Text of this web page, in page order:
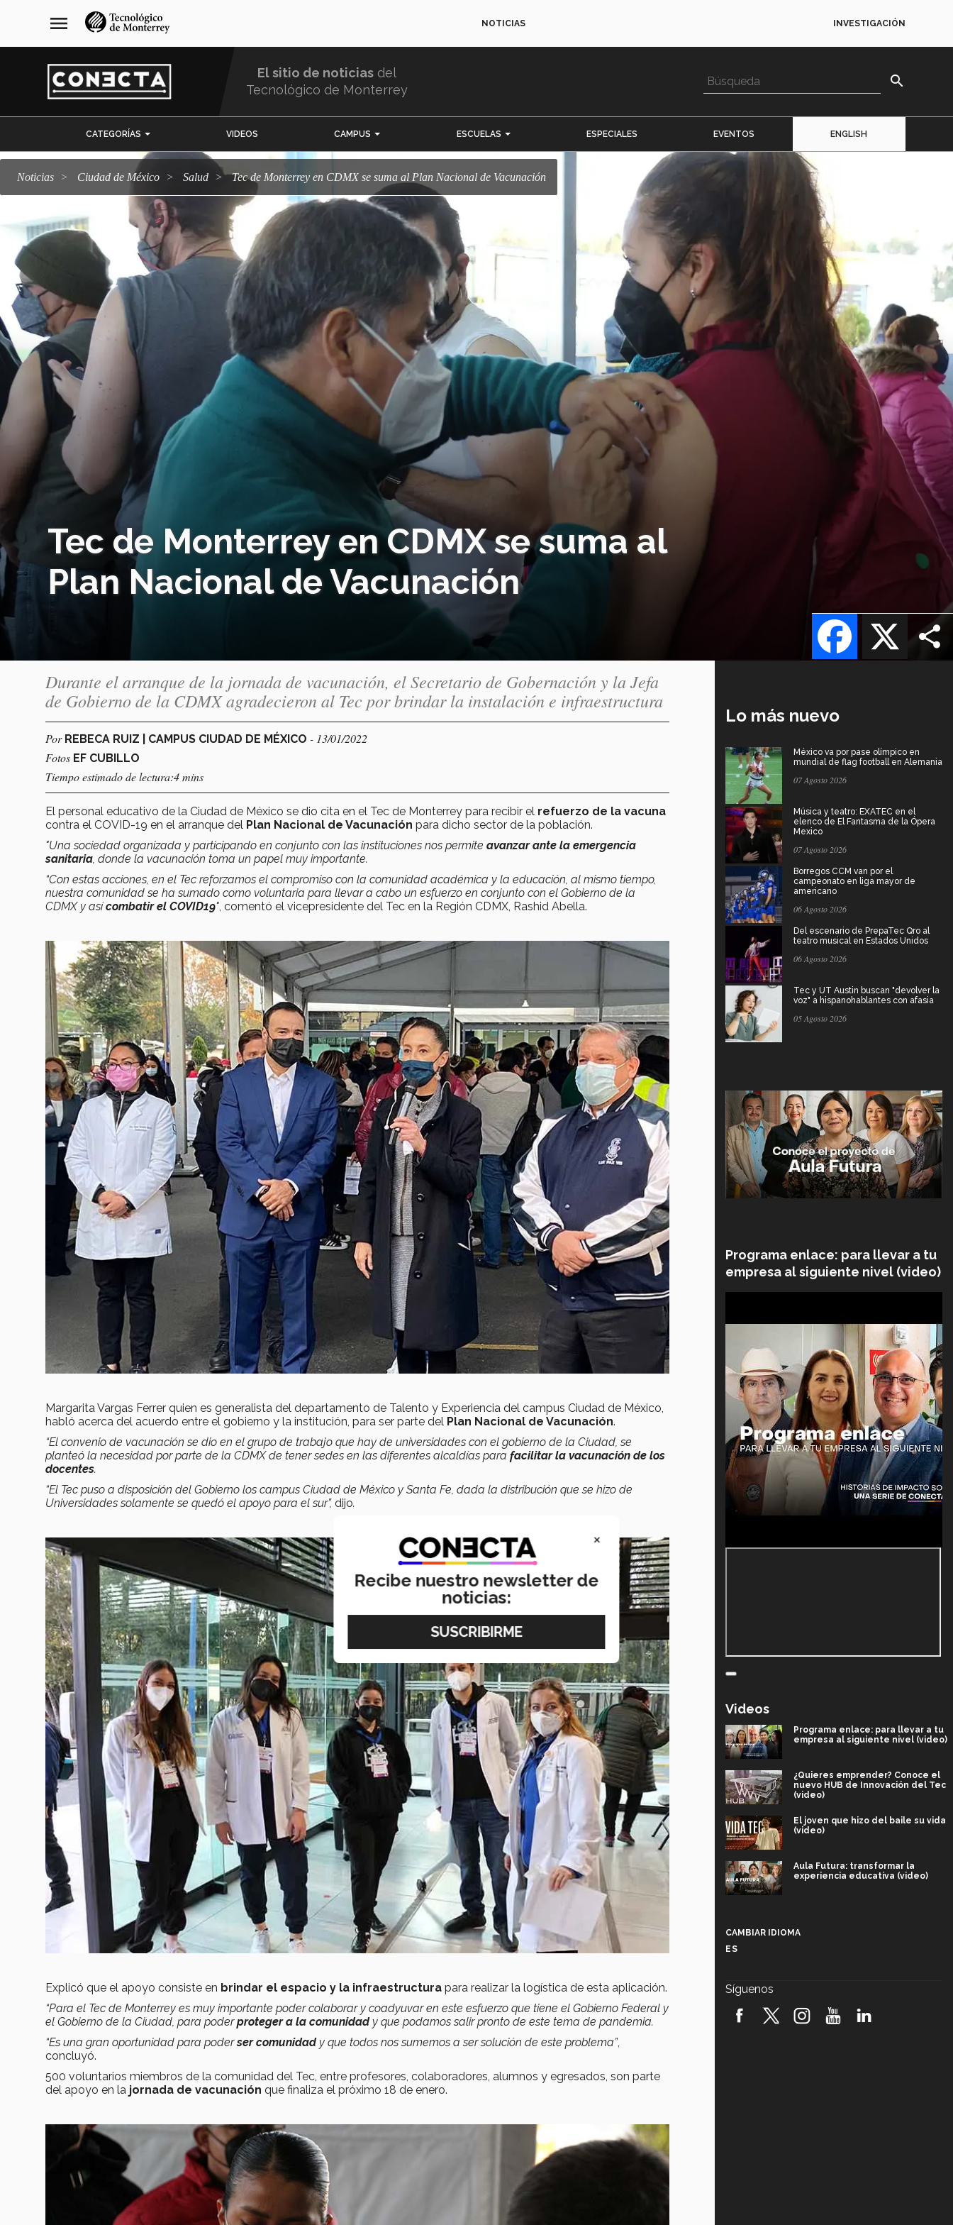
navegación
principal
menu NOTICIAS INVESTIGACIÓN
El sitio de noticias del
Tecnológico de Monterrey
search
CATEGORÍAS VIDEOS CAMPUS ESCUELAS ESPECIALES EVENTOS ENGLISH
Noticias Ciudad de México salud Tec de Monterrey en CDMX se suma al Plan Nacional de Vacunación
Tec de Monterrey en CDMX se suma al
Plan Nacional de Vacunación
X
Facebook
Durante el arranque de la jornada de vacunación, el Secretario de Gobernación y la Jefa
de Gobierno de la CDMX agradecieron al Tec por brindar la instalación e infraestructura
Por REBECA RUIZ | CAMPUS CIUDAD DE MÉXICO - 13/01/2022
Fotos EF CUBILLO
Tiempo estimado de lectura:4 mins
El personal educativo de la Ciudad de México se dio cita en el Tec de Monterrey para recibir el refuerzo de la vacuna
contra el COVID-19 en el arranque del Plan Nacional de Vacunación para dicho sector de la población.
"Una sociedad organizada y participando en conjunto con las instituciones nos permite avanzar ante la emergencia
sanitaria , donde la vacunación toma un papel muy importante.
“Con estas acciones, en el Tec reforzamos el compromiso con la comunidad académica y la educación, al mismo tiempo,
nuestra comunidad se ha sumado como voluntaria para llevar a cabo un esfuerzo en conjunto con el Gobierno de la
CDMX y asícombatir el COVID19" , comentó el vicepresidente del Tec en la Región CDMX, Rashid Abella.
Margarita Vargas Ferrer quien es generalista del departamento de Talento y Experiencia del campus Ciudad de México,
habló acerca del acuerdo entre el gobierno y la institución, para ser parte del Plan Nacional de Vacunación.
“El convenio de vacunación se dio en el grupo de trabajo que hay de universidades con el gobierno de la Ciudad, se
planteó la necesidad por parte de la CDMX de tener sedes en las diferentes alcaldías para facilitar la vacunación de los
docentes.
“El Tec puso a disposición del Gobierno los campus Ciudad de México y Santa Fe, dada la distribución que se hizo de
Universidades solamente se quedó el apoyo para el sur”, dijo.
Explicó que el apoyo consiste en brindar el espacio y la infraestructura para realizar la logística de esta aplicación.
“Para el Tec de Monterrey es muy importante poder colaborar y coadyuvar en este esfuerzo que tiene el Gobierno Federal y
el Gobierno de la Ciudad, para poderproteger a la comunidady que podamos salir pronto de este tema de pandemia.
“Es una gran oportunidad para poderser comunidady que todos nos sumemos a ser solución de este problema”,
concluyó.
500 voluntarios miembros de la comunidad del Tec, entre profesores, colaboradores, alumnos y egresados, son parte
del apoyo en la jornada de vacunación que finaliza el próximo 18 de enero.
Lo más nuevo
México va por pase olímpico en
mundial de flag football en Alemania
07 Agosto 2026
Música y teatro: EXATEC en el
elenco de El Fantasma de la Ópera
Mexico
07 Agosto 2026
Borregos CCM van por el
campeonato en liga mayor de
americano
06 Agosto 2026
Del escenario de PrepaTec Qro al
teatro musical en Estados Unidos
06 Agosto 2026
Tec y UT Austin buscan "devolver la
voz" a hispanohablantes con afasia
05 Agosto 2026
Programa enlace: para llevar a tu
empresa al siguiente nivel (video)
Videos
Programa enlace: para llevar a tu
empresa al siguiente nivel (video)
¿Quieres emprender? Conoce el
nuevo HUB de Innovación del Tec
(video)
El joven que hizo del baile su vida
(video)
Aula Futura: transformar la
experiencia educativa (video)
robótica FIRST 2026! (video)
CAMBIAR IDIOMA
ES
Síguenos
×
Recibe nuestro newsletter de
noticias: